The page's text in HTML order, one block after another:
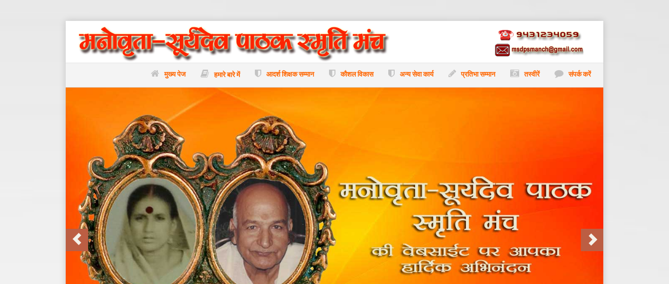
मुख्य पेज हमारे बारे में आदर्श शिक्षक सम्मान कौशल विकास अन्य सेवा कार्य प्रतिभा सम्मान तस्वीरें संपर्क करें